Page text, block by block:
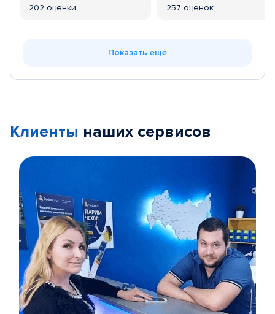
202 оценки 257 оценок
Показать еще
Клиенты наших сервисов